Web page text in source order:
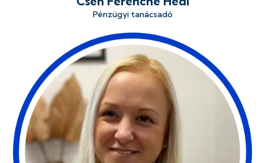
Pénzügyi tanácsadó